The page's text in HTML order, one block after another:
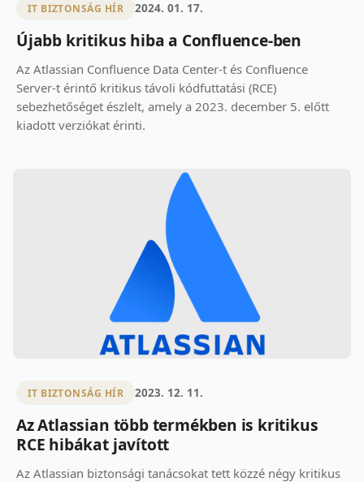
IT BIZTONSÁG HÍR 2024. 01. 17.
Újabb kritikus hiba a Confluence-ben
Az Atlassian Confluence Data Center-t és Confluence
Server-t érintő kritikus távoli kódfuttatási (RCE)
sebezhetőséget észlelt, amely a 2023. december 5. előtt
kiadott verziókat érinti.
IT BIZTONSÁG HÍR 2023. 12. 11.
Az Atlassian több termékben is kritikus
RCE hibákat javított
Az Atlassian biztonsági tanácsokat tett közzé négy kritikus